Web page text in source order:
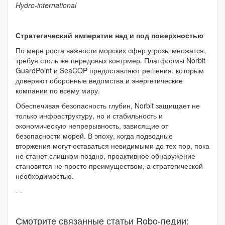
Hydro-international
Стратегический императив над и под поверхностью
По мере роста важности морских сфер угрозы множатся,
требуя столь же передовых контрмер. Платформы Norbit
GuardPoint и SeaCOP предоставляют решения, которым
доверяют оборонные ведомства и энергетические
компании по всему миру.
Обеспечивая безопасность глубин, Norbit защищает не
только инфраструктуру, но и стабильность и
экономическую непрерывность, зависящие от
безопасности морей. В эпоху, когда подводные
вторжения могут оставаться невидимыми до тех пор, пока
не станет слишком поздно, проактивное обнаружение
становится не просто преимуществом, а стратегической
необходимостью.
- -
Смотрите связанные статьи Robo-педии: